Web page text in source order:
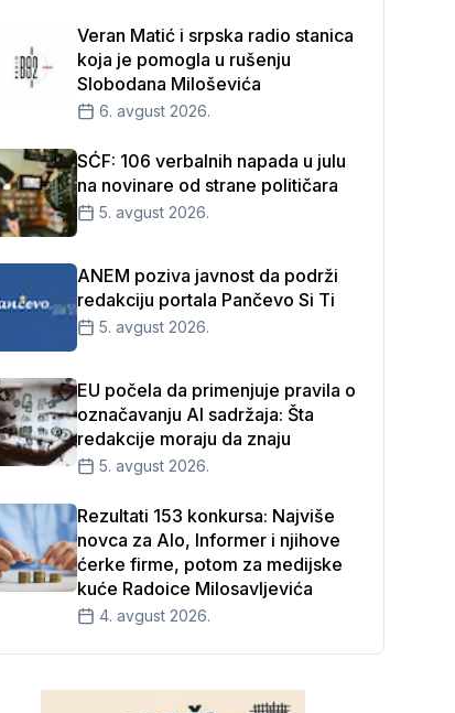
Veran Matić i srpska radio stanica
koja je pomogla u rušenju
Slobodana Miloševića
6. avgust 2026.
SĆF: 106 verbalnih napada u julu
na novinare od strane političara
5. avgust 2026.
ANEM poziva javnost da podrži
redakciju portala Pančevo Si Ti
5. avgust 2026.
EU počela da primenjuje pravila o
označavanju AI sadržaja: Šta
redakcije moraju da znaju
5. avgust 2026.
Rezultati 153 konkursa: Najviše
novca za Alo, Informer i njihove
ćerke firme, potom za medijske
kuće Radoice Milosavljevića
4. avgust 2026.